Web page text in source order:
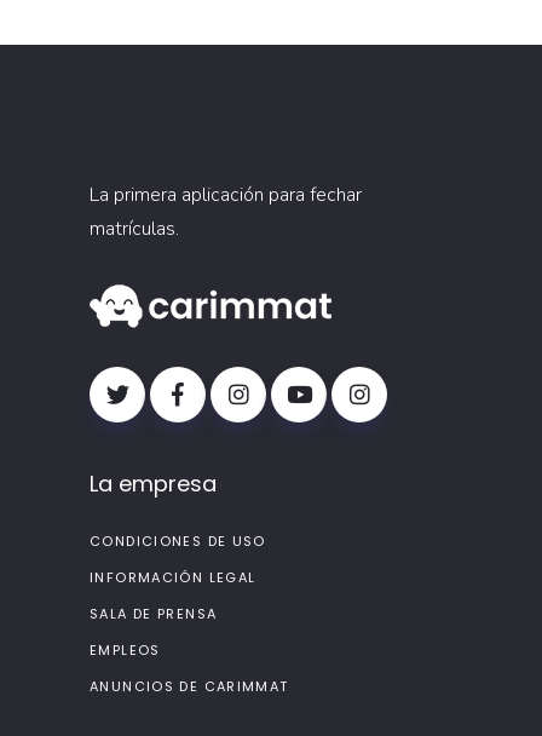
La primera aplicación para fechar
matrículas.
La empresa
CONDICIONES DE USO
INFORMACIÓN LEGAL
SALA DE PRENSA
EMPLEOS
ANUNCIOS DE CARIMMAT